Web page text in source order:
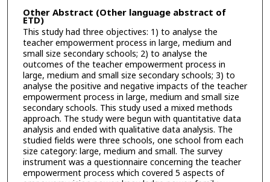
Other Abstract (Other language abstract of
ETD)
This study had three objectives: 1) to analyse the
teacher empowerment process in large, medium and
small size secondary schools; 2) to analyse the
outcomes of the teacher empowerment process in
large, medium and small size secondary schools; 3) to
analyse the positive and negative impacts of the teacher
empowerment process in large, medium and small size
secondary schools. This study used a mixed methods
approach. The study were begun with quantitative data
analysis and ended with qualitative data analysis. The
studied fields were three schools, one school from each
size category: large, medium and small. The survey
instrument was a questionnaire concerning the teacher
empowerment process which covered 5 aspects of